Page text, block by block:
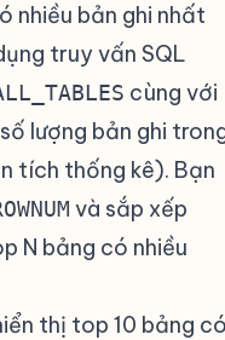
nhiều bản ghi nhất
truy vấn SQL
cùng với
lượng bản ghi
tích thống kê). Bạn
và sắp xếp
N bảng có nhiều
thị top 10 bảng